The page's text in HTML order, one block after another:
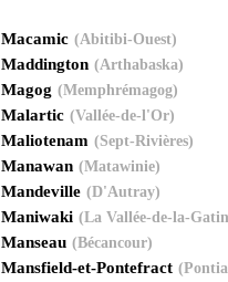
Macamic (Abitibi-Ouest)
Maddington (Arthabaska)
Magog (Memphrémagog)
Malartic (Vallée-de-l'Or)
Maliotenam (Sept-Rivières)
Manawan (Matawinie)
Mandeville (D'Autray)
Maniwaki (La Vallée-de-la-
Manseau (Bécancour)
Mansfield-et-Pontefract